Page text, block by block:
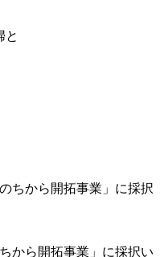
と
から開拓事業」に採択い